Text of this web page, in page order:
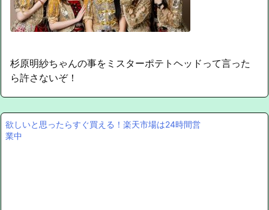
杉原明紗ちゃんの事をミスターポテトヘッドって言った
ら許さないぞ！
欲しいと思ったらすぐ買える！楽天市場は24時間営
業中